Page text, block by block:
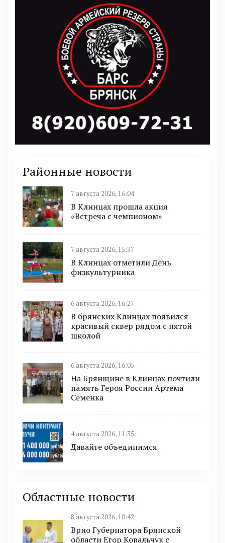
Районные новости
7 августа 2026, 16:04
В Клинцах прошла акция
«Встреча с чемпионом»
7 августа 2026, 15:37
В Клинцах отметили День
физкультурника
6 августа 2026, 16:27
В брянских Клинцах появился
красивый сквер рядом с пятой
школой
6 августа 2026, 16:05
На Брянщине в Клинцах почтили
память Героя России Артема
Семенка
4 августа 2026, 11:35
Давайте объединимся
Областные новости
8 августа 2026, 10:42
Врио Губернатора Брянской
области Егор Ковальчук с